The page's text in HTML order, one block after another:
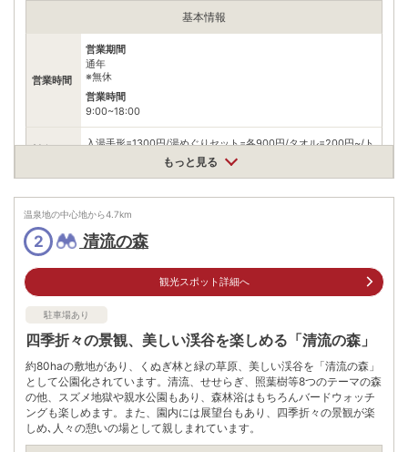
基本情報
営業時間
営業期間
通年
※無休
営業時間
9:00~18:00
料金
入湯手形=1300円/湯めぐりセット=各900円/タオル=200円~/ト
ートバッグ=500円/入浴剤=660円
アクセス
熊本県阿蘇郡南小国町満願寺6594-3
JR阿蘇駅から車で約40分
JR豊肥本線阿蘇駅から産交九州横断バス(予約制)黒川温泉方面行
駐車場
無料（50台）
※共同駐車場を利用
電話番号
0967440076
※問い合わせ先：黒川温泉観光旅館協同組合
※ 掲載情報は変更になる場合があります。最新の内容はご利用前にご自身でお
問合せください。
※ 料金情報は税込・税抜表記が混ざっております。正しい金額はご利用前にご
もっと見る
温泉地の中心地から4.7km
2 清流の森
観光スポット詳細へ
駐車場あり
四季折々の景観、美しい渓谷を楽しめる「清流の森」
約80haの敷地があり、くぬぎ林と緑の草原、美しい渓谷を「清流の森」
として公園化されています。清流、せせらぎ、照葉樹等8つのテーマの森
の他、スズメ地獄や親水公園もあり、森林浴はもちろんバードウォッチ
ングも楽しめます。また、園内には展望台もあり、四季折々の景観が楽
しめ､人々の憩いの場として親しまれています。